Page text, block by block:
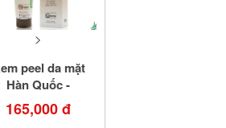
>
peel da mặt
Hàn Quốc -
Hanbang Peeling
Gel 180ml
165,000 đ